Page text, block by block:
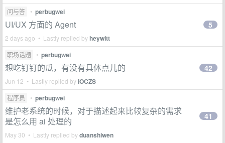
问与答 • perbugwei
UI/UX 方面的 Agent
2 days ago • Lastly replied byheywitt
5
职场话题 • perbugwei
想吃钉钉的瓜，有没有具体点儿的
Jun 12 • Lastly replied byiOCZS
42
程序员 • perbugwei
维护老系统的时候，对于描述起来比较复杂的需求
是怎么用 ai 处理的
May 30 • Lastly replied byduanshiwen
41